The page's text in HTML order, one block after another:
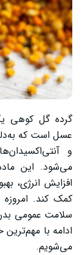
گرده گل کوهی
عسل است که
و
می‌شود. این
افزایش انرژی،
کمک کند.
سلامت عمومی
ادامه با
می‌شویم.